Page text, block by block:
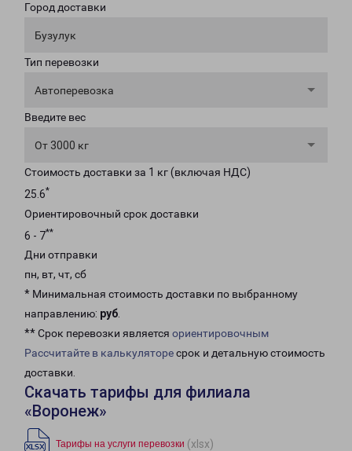
Город доставки
Бузулук
Тип перевозки
Автоперевозка
Введите вес
От 3000 кг
Стоимость доставки за 1 кг (включая НДС)
25.6*
Ориентировочный срок доставки
6 - 7**
Дни отправки
пн, вт, чт, сб
* Минимальная стоимость доставки по выбранному
направлению: руб.
** Срок перевозки является ориентировочным
Рассчитайте в калькуляторесрок и детальную стоимость
доставки.
Скачать тарифы для филиала
«Воронеж»
Тарифы на услуги перевозки (xlsx)